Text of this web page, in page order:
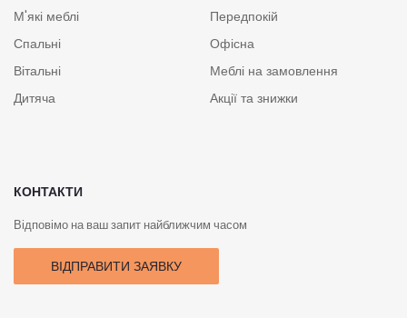
М'які меблі
Спальні
Вітальні
Дитяча
Передпокій
Офісна
Меблі на замовлення
Акції та знижки
КОНТАКТИ
Відповімо на ваш запит найближчим часом
ВІДПРАВИТИ ЗАЯВКУ